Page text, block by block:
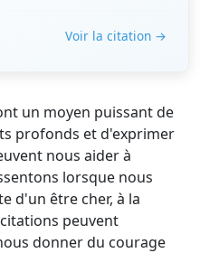
Voir la citation →
un moyen puissant de
profonds et d'exprimer
nous aider à
lorsque nous
d'un être cher, à la
peuvent
donner du courage